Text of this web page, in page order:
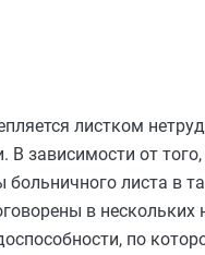
листком
зависимости от
листа в
в
по